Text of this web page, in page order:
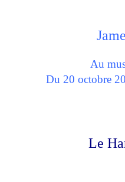
Au
Du 20 octobre
Le